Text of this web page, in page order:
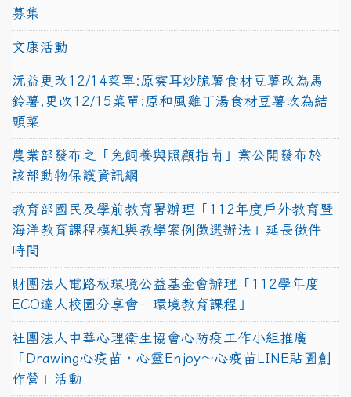
募集
文康活動
沅益更改12/14菜單:原雲耳炒脆薯食材豆薯改為馬
鈴薯,更改12/15菜單:原和風雞丁湯食材豆薯改為結
頭菜
農業部發布之「兔飼養與照顧指南」業公開發布於
該部動物保護資訊網
教育部國民及學前教育署辦理「112年度戶外教育暨
海洋教育課程模組與教學案例徵選辦法」延長徵件
時間
財團法人電路板環境公益基金會辦理「112學年度
ECO達人校園分享會－環境教育課程」
社團法人中華心理衛生協會心防疫工作小組推廣
「Drawing心疫苗，心靈Enjoy〜心疫苗LINE貼圖創
作營」活動